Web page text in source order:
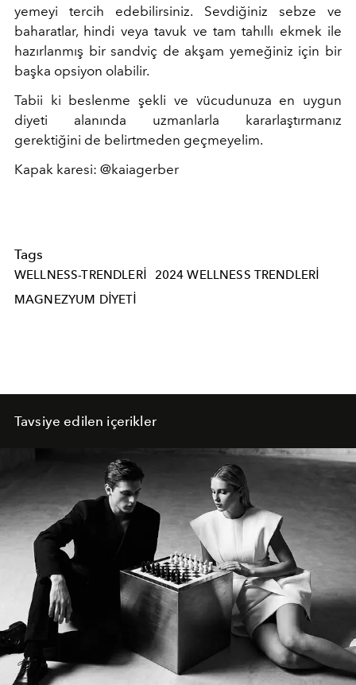
yemeyi tercih edebilirsiniz. Sevdiğiniz sebze ve
baharatlar, hindi veya tavuk ve tam tahıllı ekmek ile
hazırlanmış bir sandviç de akşam yemeğiniz için bir
başka opsiyon olabilir.
Tabii ki beslenme şekli ve vücudunuza en uygun
diyeti alanında uzmanlarla kararlaştırmanız
gerektiğini de belirtmeden geçmeyelim.
Kapak karesi: @kaiagerber
Tags
WELLNESS-TRENDLERI
2024 WELLNESS TRENDLERI
MAGNEZYUM DIYETI
Tavsiye edilen içerikler